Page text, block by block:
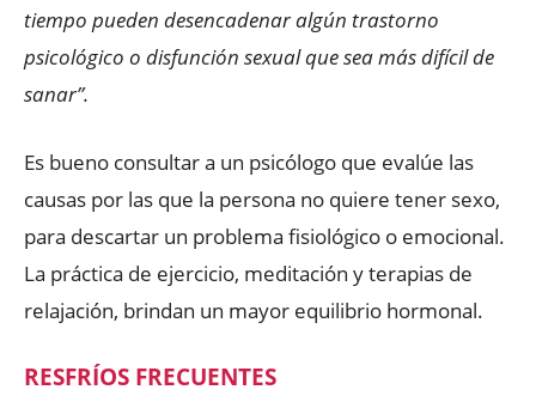
tiempo pueden desencadenar algún trastorno
psicológico o disfunción sexual que sea más difícil de
sanar”.
Es bueno consultar a un psicólogo que evalúe las
causas por las que la persona no quiere tener sexo,
para descartar un problema fisiológico o emocional.
La práctica de ejercicio, meditación y terapias de
relajación, brindan un mayor equilibrio hormonal.
RESFRÍOS FRECUENTES